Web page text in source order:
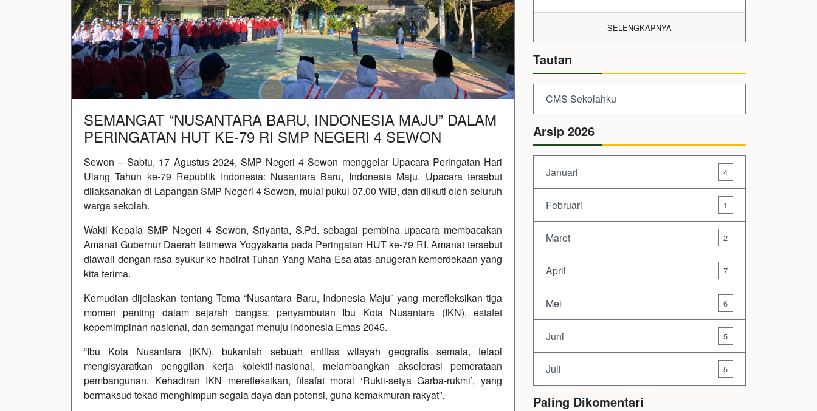
SEMANGAT “NUSANTARA BARU, INDONESIA MAJU” DALAM
PERINGATAN HUT KE-79 RI SMP NEGERI 4 SEWON
Sewon – Sabtu, 17 Agustus 2024, SMP Negeri 4 Sewon menggelar Upacara Peringatan Hari
Ulang Tahun ke-79 Republik Indonesia: Nusantara Baru, Indonesia Maju. Upacara tersebut
dilaksanakan di Lapangan SMP Negeri 4 Sewon, mulai pukul 07.00 WIB, dan diikuti oleh seluruh
warga sekolah.
Wakil Kepala SMP Negeri 4 Sewon, Sriyanta, S.Pd. sebagai pembina upacara membacakan
Amanat Gubernur Daerah Istimewa Yogyakarta pada Peringatan HUT ke-79 RI. Amanat tersebut
diawali dengan rasa syukur ke hadirat Tuhan Yang Maha Esa atas anugerah kemerdekaan yang
kita terima.
Kemudian dijelaskan tentang Tema “Nusantara Baru, Indonesia Maju” yang merefleksikan tiga
momen penting dalam sejarah bangsa: penyambutan Ibu Kota Nusantara (IKN), estafet
kepemimpinan nasional, dan semangat menuju Indonesia Emas 2045.
“Ibu Kota Nusantara (IKN), bukanlah sebuah entitas wilayah geografis semata, tetapi
mengisyaratkan penggilan kerja kolektif-nasional, melambangkan akselerasi pemerataan
pembangunan. Kehadiran IKN merefleksikan, filsafat moral ‘Rukti-setya Garba-rukmi’, yang
bermaksud tekad menghimpun segala daya dan potensi, guna kemakmuran rakyat”.
SELENGKAPNYA
Tautan
CMS Sekolahku
Arsip 2026
Januari 4
Februari 1
Maret 2
April 7
Mei 6
Juni 5
Juli 5
Paling Dikomentari